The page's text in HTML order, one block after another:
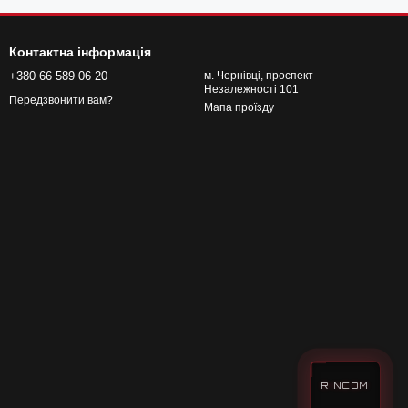
RINCOM
Контактна інформація
+380 66 589 06 20
Передзвонити вам?
м. Чернівці, проспект
Незалежності 101
Мапа проїзду